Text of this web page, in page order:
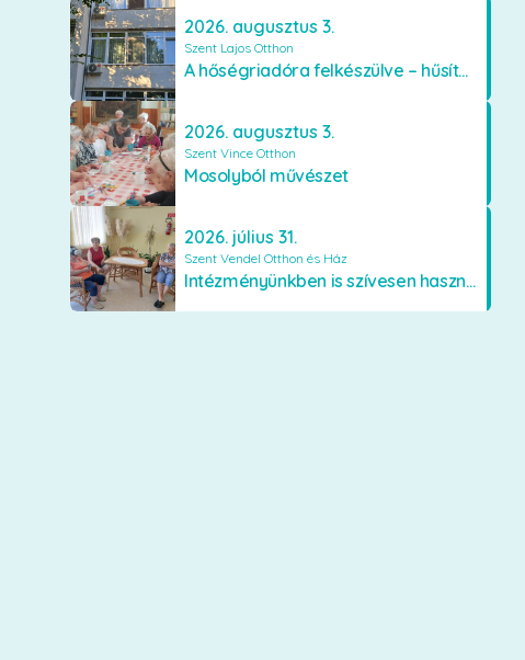
2026. augusztus 3.
Szent Lajos Otthon
A hőségriadóra felkészülve – hűsítő fejlesztések a Szent Lajos Otthonban
2026. augusztus 3.
Szent Vince Otthon
Mosolyból művészet
2026. július 31.
Szent Vendel Otthon és Ház
Intézményünkben is szívesen használják a VR szemüveget